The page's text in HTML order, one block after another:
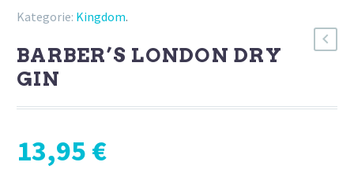
Kategorie: Kingdom.
BARBER’S LONDON DRY
GIN
13,95 €